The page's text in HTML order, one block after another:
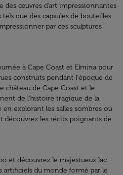
des œuvres d'art impressionnantes
que des capsules de bouteilles
par ces sculptures
à Cape Coast et Elmina pour
construits pendant l'époque de
château de Cape Coast et le
de l'histoire tragique de la
en explorant les salles sombres où
découvrez les récits poignants de
et découvrez le majestueux lac
artificiels du monde formé par le